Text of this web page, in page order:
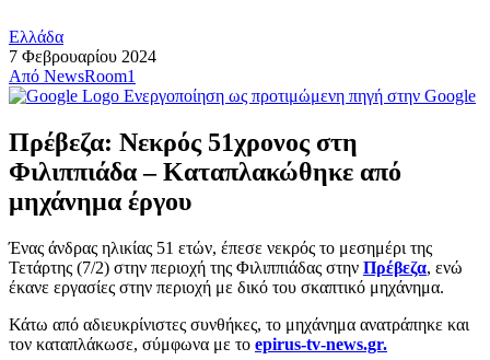
Ελλάδα
7 Φεβρουαρίου 2024
Από NewsRoom1
Ενεργοποίηση ως προτιμώμενη πηγή στην Google
Πρέβεζα: Νεκρός 51χρονος στη
Φιλιππιάδα – Καταπλακώθηκε από
μηχάνημα έργου
Ένας άνδρας ηλικίας 51 ετών, έπεσε νεκρός το μεσημέρι της
Τετάρτης (7/2) στην περιοχή της Φιλιππιάδας στην Πρέβεζα, ενώ
έκανε εργασίες στην περιοχή με δικό του σκαπτικό μηχάνημα.
Κάτω από αδιευκρίνιστες συνθήκες, το μηχάνημα ανατράπηκε και
τον καταπλάκωσε, σύμφωνα με το epirus-tv-news.gr.